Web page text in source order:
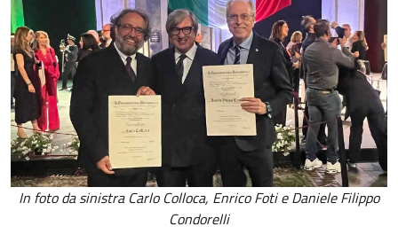
In foto da sinistra Carlo Colloca, Enrico Foti e Daniele Filippo
Condorelli